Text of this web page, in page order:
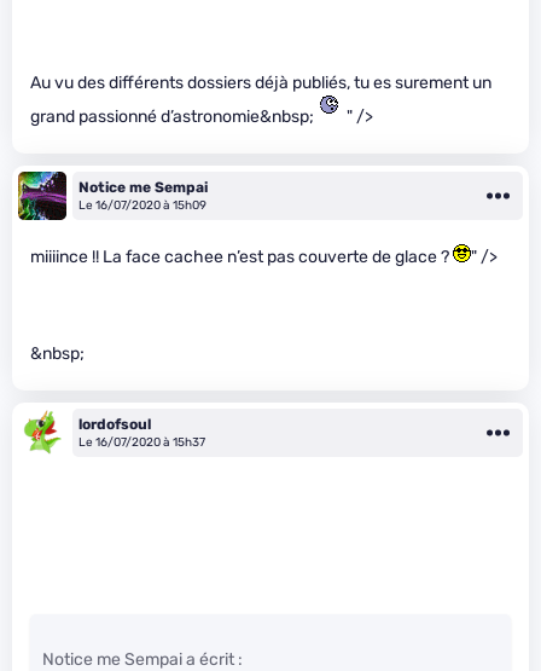
Au vu des différents dossiers déjà publiés, tu es surement un
grand passionné d’astronomie&nbsp;
" />
Notice me Sempai
Le 16/07/2020 à 15h09
miiiince !! La face cachee n’est pas couverte de glace ? " />
&nbsp;
lordofsoul
Le 16/07/2020 à 15h37
Notice me Sempai a écrit :